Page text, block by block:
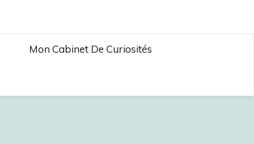
Mon Cabinet De Curiosités